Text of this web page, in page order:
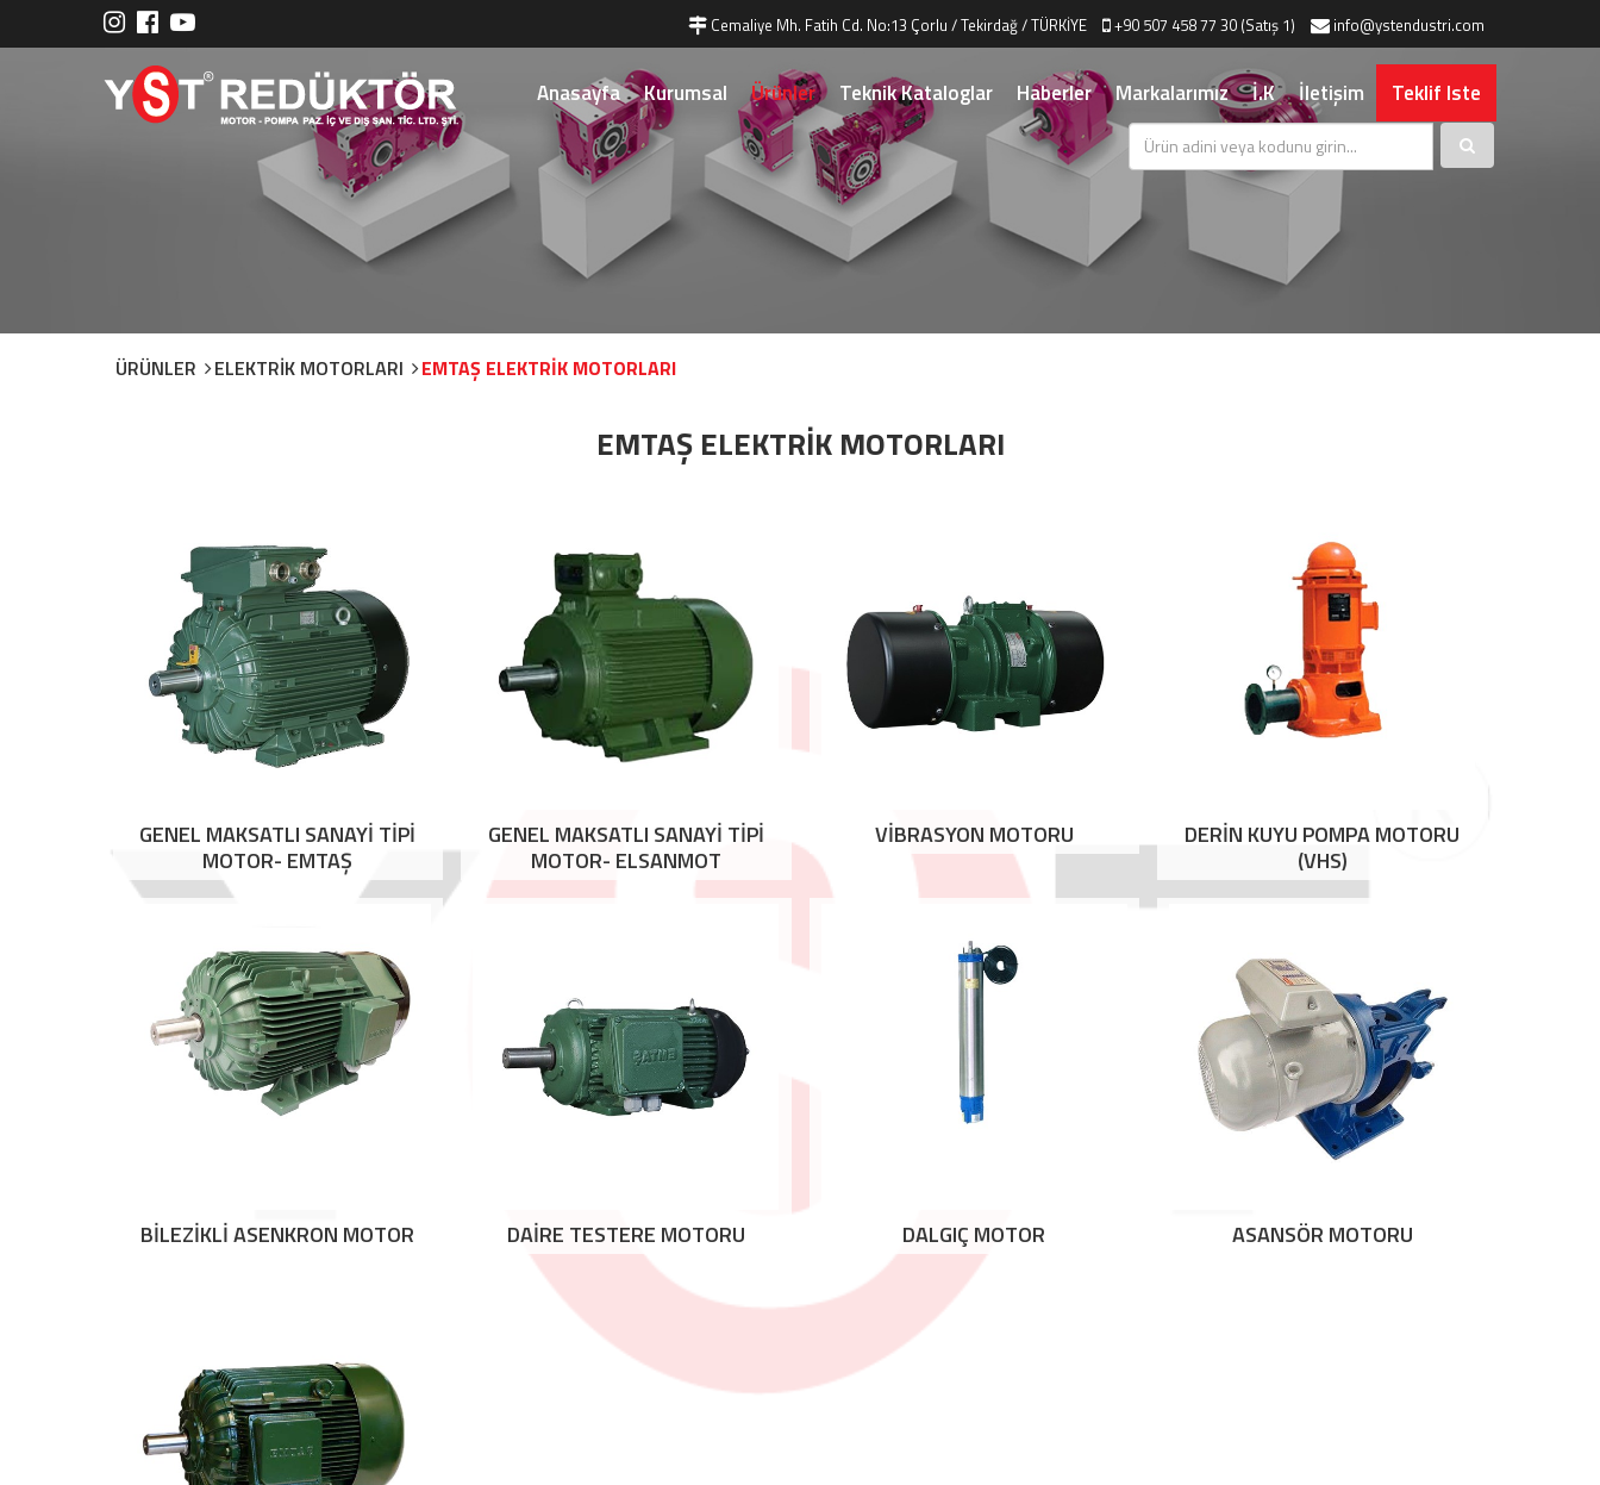
Cemaliye Mh. Fatih Cd. No:13 Çorlu / Tekirdağ / TÜRKİYE +90 507 458 77 30 (Satış 1) info@ystendustri.com
Anasayfa Kurumsal Ürünler Teknik Kataloglar Haberler Markalarımız İ.K İletişim Teklif Iste
ÜRÜNLER ELEKTRİK MOTORLARI EMTAŞ ELEKTRİK MOTORLARI
EMTAŞ ELEKTRİK MOTORLARI
GENEL MAKSATLI SANAYİ TİPİ
MOTOR- EMTAŞ
GENEL MAKSATLI SANAYİ TİPİ
MOTOR- ELSANMOT
VİBRASYON MOTORU
DERİN KUYU POMPA MOTORU
(VHS)
BİLEZİKLİ ASENKRON MOTOR DAİRE TESTERE MOTORU DALGIÇ MOTOR ASANSÖR MOTORU